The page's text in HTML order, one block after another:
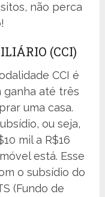
não perca
(CCI)
CCI é
ganha até três
uma casa.
ou seja,
mil a R$16
está. Esse
o subsídio do
(Fundo de